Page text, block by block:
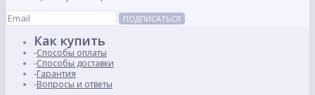
ПОДПИСАТЬСЯ
Как купить
Способы оплаты
Способы доставки
Гарантия
Вопросы и ответы